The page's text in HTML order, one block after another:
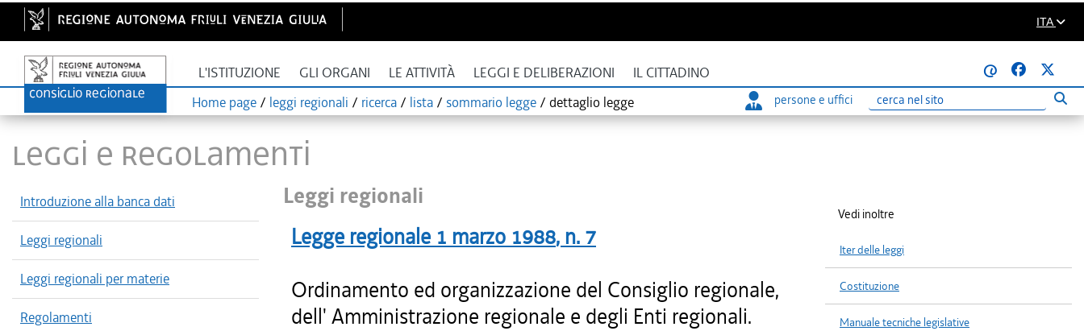
ITA
L'ISTITUZIONE GLI ORGANI LE ATTIVITÀ LEGGI E DELIBERAZIONI IL CITTADINO
@
Home page / leggi regionali / ricerca / lista / sommario legge / dettaglio legge persone e uffici
Ricerca
LEGGI E REGOLAMENTI
Introduzione alla banca dati
Leggi regionali
Leggi regionali per materie
Regolamenti
Leggi regionali
Legge regionale 1 marzo 1988, n. 7
Ordinamento ed organizzazione del Consiglio regionale,
dell' Amministrazione regionale e degli Enti regionali.
Vedi inoltre
Iter delle leggi
Costituzione
Manuale tecniche legislative